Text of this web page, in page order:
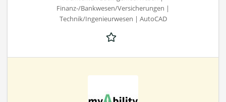
Finanz-/Bankwesen/Versicherungen |
Technik/Ingenieurwesen | AutoCAD